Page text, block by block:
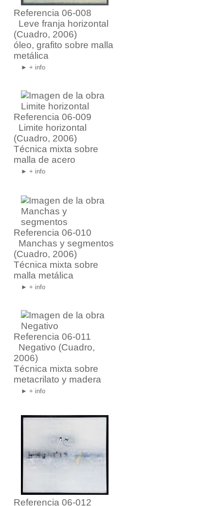
Referencia 06-008
Leve franja horizontal
(Cuadro, 2006)
óleo, grafito sobre malla
metálica
► + info
Referencia 06-009
Limite horizontal
(Cuadro, 2006)
Técnica mixta sobre
malla de acero
► + info
Referencia 06-010
Manchas y segmentos
(Cuadro, 2006)
Técnica mixta sobre
malla metálica
► + info
Referencia 06-011
Negativo (Cuadro,
2006)
Técnica mixta sobre
metacrilato y madera
► + info
Referencia 06-012